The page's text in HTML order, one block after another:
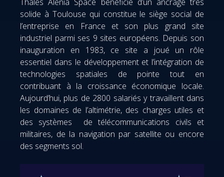
solide à Toulouse qui constitue le siège social de
l’entreprise en France et son plus grand site
industriel parmi ses 9 sites européens. Depuis son
inauguration en 1983, ce site a joué un rôle
essentiel dans le développement et l’intégration de
technologies spatiales de pointe tout en
contribuant à la croissance économique locale.
Aujourd’hui, plus de 2800 salariés y travaillent dans
les domaines de l’altimétrie, des charges utiles et
des systèmes de télécommunications civils et
militaires, de la navigation par satellite ou encore
des segments sol.